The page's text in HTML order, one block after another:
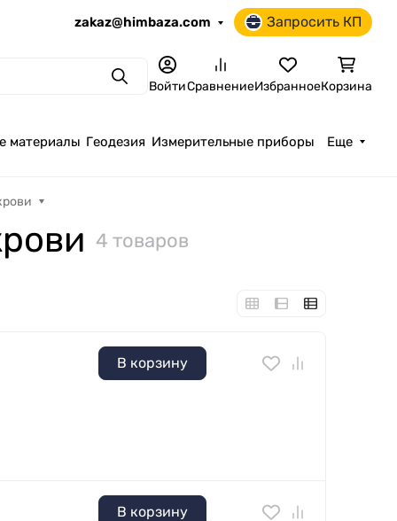
zakaz@himbaza.com Запросить КП
ПоискВойтиСравнениеИзбранноеКорзина
материалы Геодезия Измерительные приборы Еще
4 товаров
В корзину
В корзину